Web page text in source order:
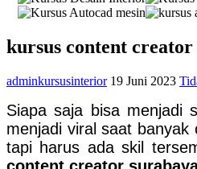
kursus content creator
adminkursusinterior 19 Juni 2023
Siapa saja bisa menjadi
menjadi viral saat banyak
tapi harus ada skil